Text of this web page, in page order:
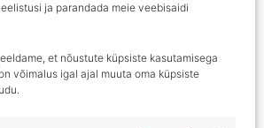
ja parandada meie veebisaidi
et nõustute küpsiste kasutamisega
võimalus igal ajal muuta oma küpsiste